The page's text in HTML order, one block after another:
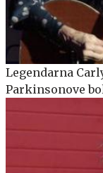
Legendarna
Parkinsonove